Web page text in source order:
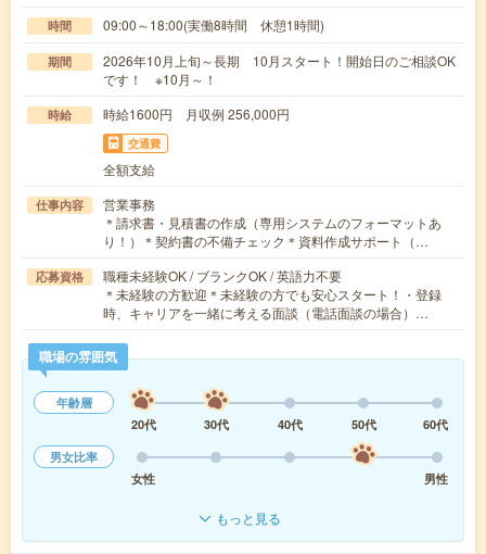
時間 09:00～18:00(実働8時間 休憩1時間)
期間
2026年10月上旬～長期 10月スタート！開始日のご相談OK
です！ ※10月～！
時給 時給1600円 月収例 256,000円
交通費
全額支給
仕事内容
営業事務
＊請求書・見積書の作成（専用システムのフォーマットあ
り！）＊契約書の不備チェック＊資料作成サポート（…
応募資格
職種未経験OK / ブランクOK / 英語力不要
＊未経験の方歓迎＊未経験の方でも安心スタート！・登録
時、キャリアを一緒に考える面談（電話面談の場合）…
職場の雰囲気
年齢層
20代
30代 40代 50代
60代
男女比率
女性
男性
もっと見る